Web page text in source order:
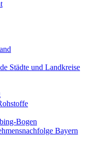
Städte und Landkreise
Bogen
Bayern